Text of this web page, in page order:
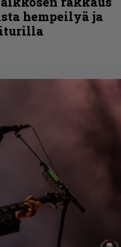
hempeilyä ja